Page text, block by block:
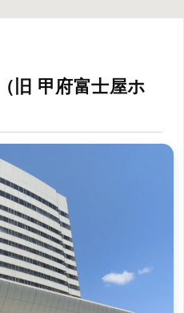
旧 甲府富士屋ホ